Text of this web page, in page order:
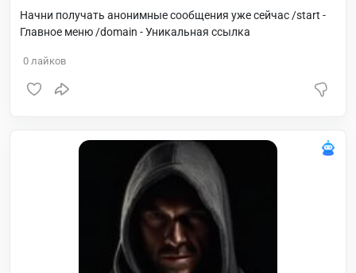
Начни получать анонимные сообщения уже сейчас /start -
Главное меню /domain - Уникальная ссылка
0 лайков